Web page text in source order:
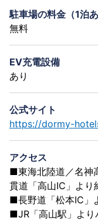
駐車場の料金（1泊あ
無料
EV充電設備
あり
公式サイト
https://dormy-
アクセス
■東海北陸道／名神
貫道「高山IC」より
■長野道「松本IC」
■JR「高山駅」より